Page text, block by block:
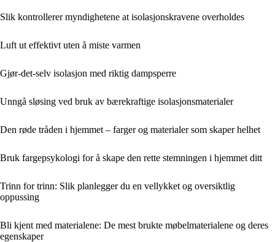
Slik kontrollerer myndighetene at isolasjonskravene overholdes
Luft ut effektivt uten å miste varmen
Gjør-det-selv isolasjon med riktig dampsperre
Unngå sløsing ved bruk av bærekraftige isolasjonsmaterialer
Den røde tråden i hjemmet – farger og materialer som skaper helhet
Bruk fargepsykologi for å skape den rette stemningen i hjemmet ditt
Trinn for trinn: Slik planlegger du en vellykket og oversiktlig
oppussing
Bli kjent med materialene: De mest brukte møbelmaterialene og deres
egenskaper